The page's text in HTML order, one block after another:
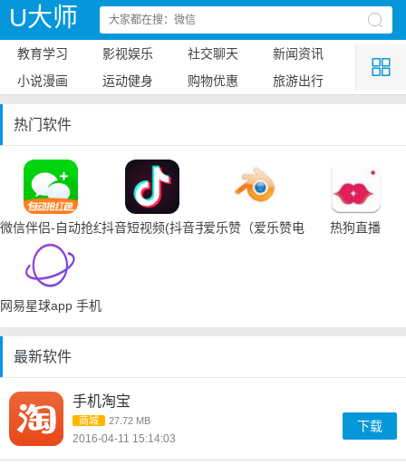
U大师
教育学习 影视娱乐 社交聊天
新闻资讯
小说漫画
运动健身 购物优惠 旅游出行
热门软件
微信伴侣-自动抢红包抖音短视频(抖音手机下载)爱乐赞（爱乐赞电脑手机下载）
热狗直播
网易星球app 手机下载
最新软件
手机淘宝
商城 27.72 MB
2016-04-11 15:14:03
下载